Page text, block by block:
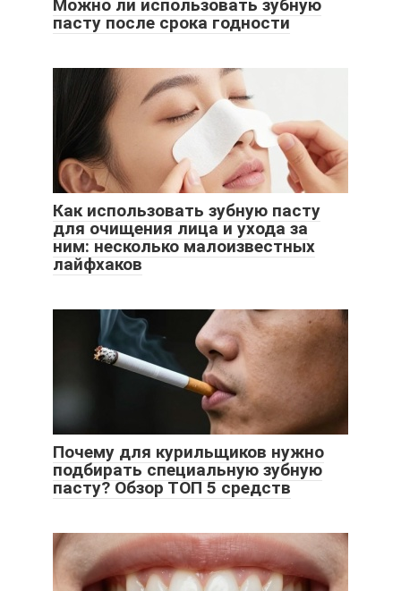
Можно ли использовать зубную
пасту после срока годности
Как использовать зубную пасту
для очищения лица и ухода за
ним: несколько малоизвестных
лайфхаков
Почему для курильщиков нужно
подбирать специальную зубную
пасту? Обзор ТОП 5 средств